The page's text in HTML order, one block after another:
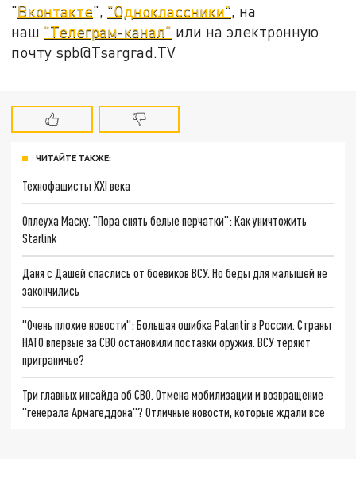
"Вконтакте", "Одноклассники" , на
наш "Телеграм-канал" или на электронную
почту spb@Tsargrad.TV
ЧИТАЙТЕ ТАКЖЕ:
Технофашисты XXI века
Оплеуха Маску. "Пора снять белые перчатки": Как уничтожить
Starlink
Даня с Дашей спаслись от боевиков ВСУ. Но беды для малышей не
закончились
"Очень плохие новости": Большая ошибка Palantir в России. Страны
НАТО впервые за СВО остановили поставки оружия. ВСУ теряют
приграничье?
Три главных инсайда об СВО. Отмена мобилизации и возвращение
"генерала Армагеддона"? Отличные новости, которые ждали все